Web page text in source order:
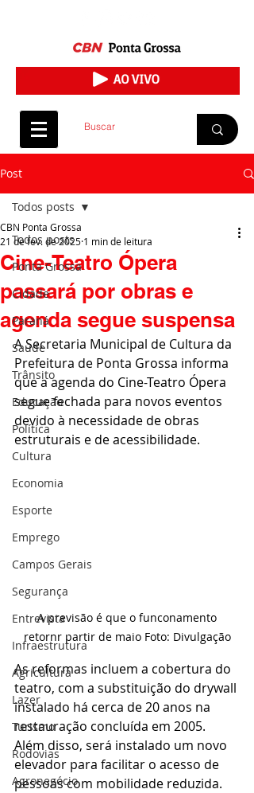
Post
Todos posts
Ponta Grossa
Cidade
Paraná
Saúde
Trânsito
Educação
Política
Cultura
Economia
Esporte
Emprego
Campos Gerais
Segurança
Entrevista
Infraestrutura
Agricultura
Lazer
Turismo
Rodovias
Agronegócio
Todos posts
Cine-Teatro Ópera
passará por obras e
agenda segue suspensa
CBN Ponta Grossa
21 de fev. de 2025 1 min de leitura
A Secretaria Municipal de Cultura da
Prefeitura de Ponta Grossa informa
que a agenda do Cine-Teatro Ópera
segue fechada para novos eventos
devido à necessidade de obras
estruturais e de acessibilidade.
A previsão é que o funconamento
retornr partir de maio Foto: Divulgação
As reformas incluem a cobertura do
teatro, com a substituição do drywall
instalado há cerca de 20 anos na
restauração concluída em 2005.
Além disso, será instalado um novo
elevador para facilitar o acesso de
pessoas com mobilidade reduzida.